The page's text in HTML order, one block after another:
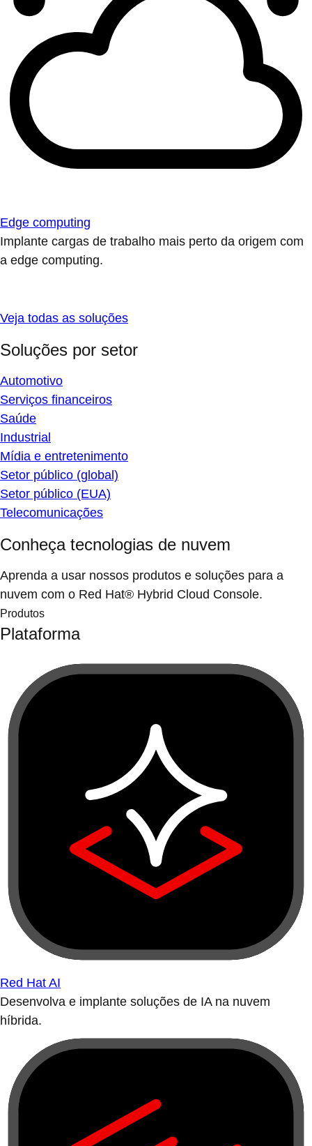
Edge computing
Implante cargas de trabalho mais perto da origem com
a edge computing.
Veja todas as soluções
Soluções por setor
Automotivo
Serviços financeiros
Saúde
Industrial
Mídia e entretenimento
Setor público (global)
Setor público (EUA)
Telecomunicações
Conheça tecnologias de nuvem
Aprenda a usar nossos produtos e soluções para a
nuvem com o Red Hat® Hybrid Cloud Console.
Produtos
Plataforma
Red Hat AI
Desenvolva e implante soluções de IA na nuvem
híbrida.